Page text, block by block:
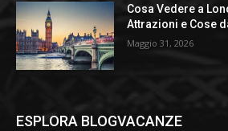
Cosa Vedere a
Attrazioni e Cose
Maggio 31, 2026
ESPLORA BLOGVACANZE